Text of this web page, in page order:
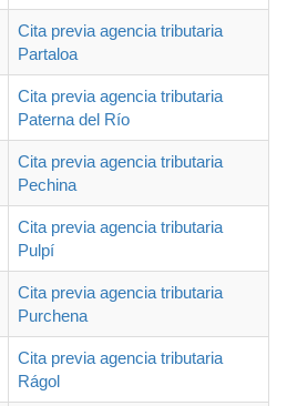
Cita previa agencia tributaria
Partaloa
Cita previa agencia tributaria
Paterna del Río
Cita previa agencia tributaria
Pechina
Cita previa agencia tributaria
Pulpí
Cita previa agencia tributaria
Purchena
Cita previa agencia tributaria
Rágol